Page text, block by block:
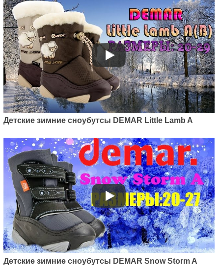
Детские зимние сноубутсы DEMAR Little Lamb A
Детские зимние сноубутсы DEMAR Snow Storm A